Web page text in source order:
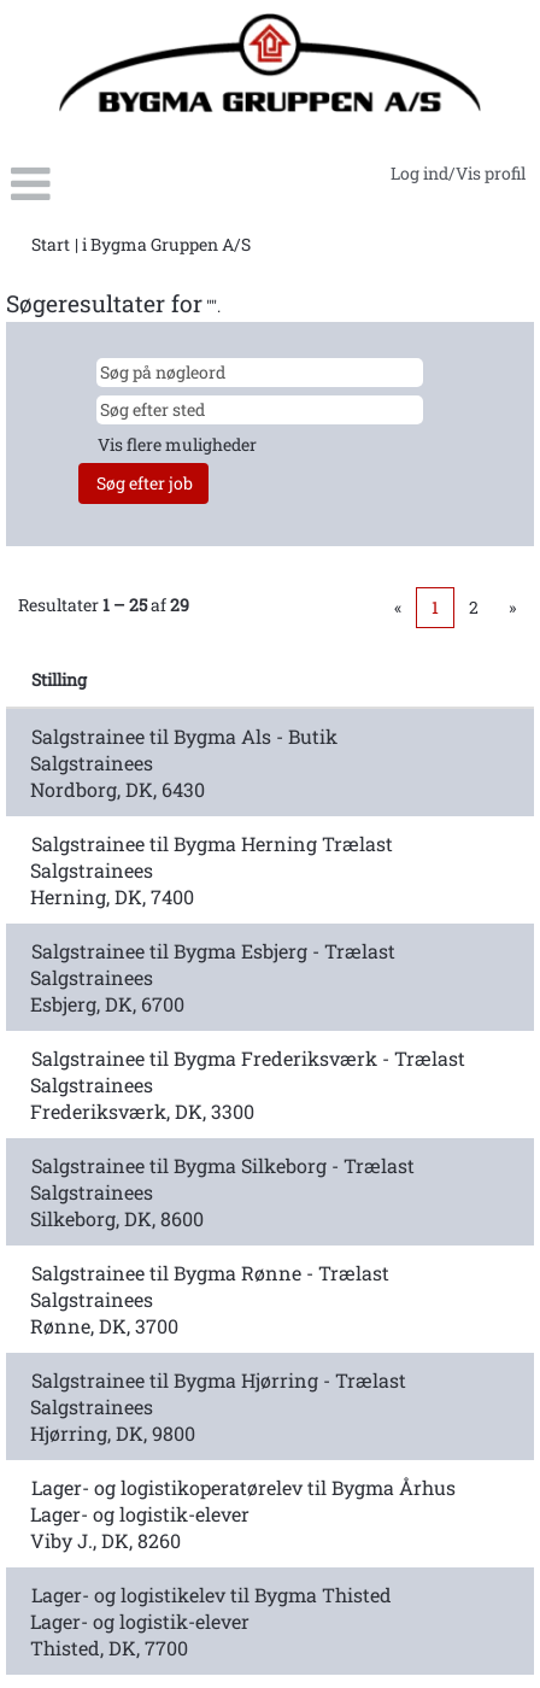
Log ind/Vis profil
Start | i Bygma Gruppen A/S(aktuel
Søgeresultater for "".
Vis flere muligheder
Resultater1 – 25af29 « 1 2 »
Stilling
Salgstrainee til Bygma Als - Butik
Salgstrainees
Nordborg, DK, 6430
Salgstrainee til Bygma Herning Trælast
Salgstrainees
Herning, DK, 7400
Salgstrainee til Bygma Esbjerg - Trælast
Salgstrainees
Esbjerg, DK, 6700
Salgstrainee til Bygma Frederiksværk - Trælast
Salgstrainees
Frederiksværk, DK, 3300
Salgstrainee til Bygma Silkeborg - Trælast
Salgstrainees
Silkeborg, DK, 8600
Salgstrainee til Bygma Rønne - Trælast
Salgstrainees
Rønne, DK, 3700
Salgstrainee til Bygma Hjørring - Trælast
Salgstrainees
Hjørring, DK, 9800
Lager- og logistikoperatørelev til Bygma Århus
Lager- og logistik-elever
Viby J., DK, 8260
Lager- og logistikelev til Bygma Thisted
Lager- og logistik-elever
Thisted, DK, 7700